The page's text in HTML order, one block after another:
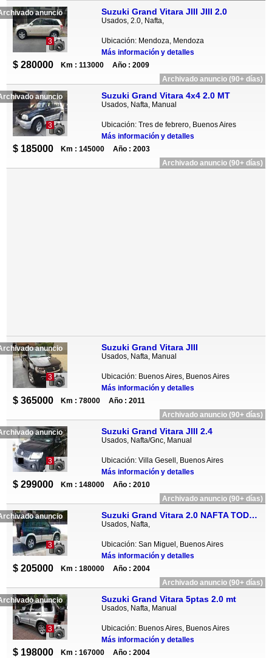
anuncio
3
Suzuki Grand Vitara JIII JIII 2.0
Usados, 2.0, Nafta,
Ubicación: Mendoza, Mendoza
Más información y detalles
$ 280000 Km : 113000
Año : 2009
Archivado anuncio (90+ días)
anuncio
3
Suzuki Grand Vitara 4x4 2.0 MT
Usados, Nafta, Manual
Ubicación: Tres de febrero, Buenos Aires
Más información y detalles
$ 185000 Km : 145000
Año : 2003
Archivado anuncio (90+ días)
anuncio
3
Suzuki Grand Vitara JIII
Usados, Nafta, Manual
Ubicación: Buenos Aires, Buenos Aires
Más información y detalles
$ 365000 Km : 78000
Año : 2011
Archivado anuncio (90+ días)
anuncio
3
Suzuki Grand Vitara JIII 2.4
Usados, Nafta/Gnc, Manual
Ubicación: Villa Gesell, Buenos Aires
Más información y detalles
$ 299000 Km : 148000
Año : 2010
Archivado anuncio (90+ días)
anuncio
3
Suzuki Grand Vitara 2.0 NAFTA TODO TERRENO (PERMUTO POR CAPTIVA)
Usados, Nafta,
Ubicación: San Miguel, Buenos Aires
Más información y detalles
$ 205000 Km : 180000
Año : 2004
Archivado anuncio (90+ días)
anuncio
3
Suzuki Grand Vitara 5ptas 2.0 mt
Usados, Nafta, Manual
Ubicación: Buenos Aires, Buenos Aires
Más información y detalles
$ 198000 Km : 167000
Año : 2004